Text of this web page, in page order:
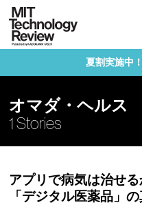
夏割実施中
オマダ・ヘルス
1 Stories
アプリで病気は治せる
「デジタル医薬品」